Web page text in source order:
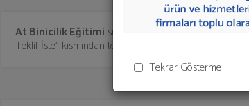
Tekrar Gösterme
At Binicilik Eğitimi sunan firmalar aşağıda
Teklif İste" kısmından toplu olarak teklif talebinizi